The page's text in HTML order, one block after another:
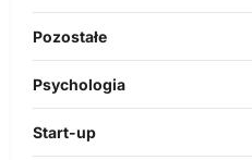
Pozostałe
Psychologia
Start-up